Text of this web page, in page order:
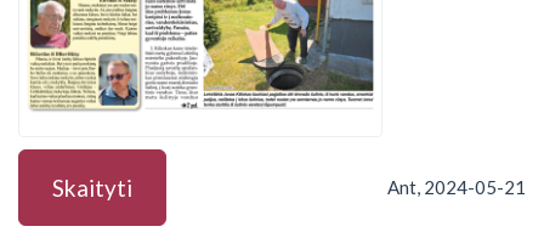
Skaityti Ant, 2024-05-21